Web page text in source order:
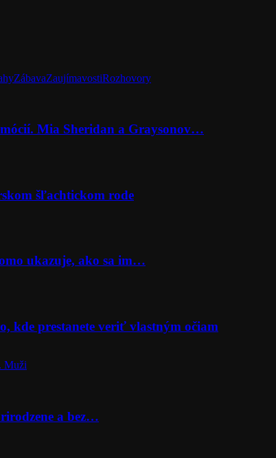
ZábavaZaujímavostiRozhovory
Mia Sheridan a Graysonov…
šľachtickom rode
ukazuje, ako sa im…
kde prestanete veriť vlastným očiam
Muži
a bez…